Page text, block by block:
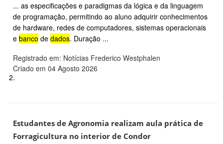
... as especificações e paradigmas da lógica e da linguagem
de programação, permitindo ao aluno adquirir conhecimentos
de hardware, redes de computadores, sistemas operacionais
e banco de dados. Duração ...
Registrado em: Notícias Frederico Westphalen
Criado em 04 Agosto 2026
2.
Estudantes de Agronomia realizam aula prática de
Forragicultura no interior de Condor